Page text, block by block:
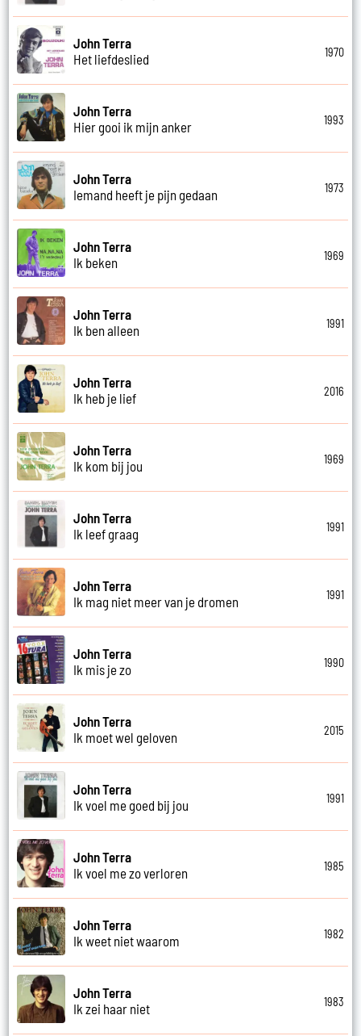
John Terra
Het liefdeslied
1970
John Terra
Hier gooi ik mijn anker
1993
John Terra
Iemand heeft je pijn gedaan
1973
John Terra
Ik beken
1969
John Terra
Ik ben alleen
1991
John Terra
Ik heb je lief
2016
John Terra
Ik kom bij jou
1969
John Terra
Ik leef graag
1991
John Terra
Ik mag niet meer van je dromen
1991
John Terra
Ik mis je zo
1990
John Terra
Ik moet wel geloven
2015
John Terra
Ik voel me goed bij jou
1991
John Terra
Ik voel me zo verloren
1985
John Terra
Ik weet niet waarom
1982
John Terra
Ik zei haar niet
1983